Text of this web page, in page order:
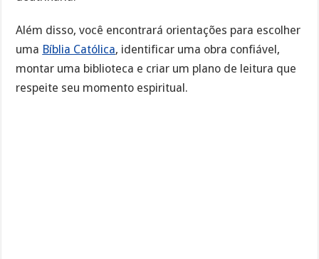
Além disso, você encontrará orientações para escolher
uma Bíblia Católica, identificar uma obra confiável,
montar uma biblioteca e criar um plano de leitura que
respeite seu momento espiritual.